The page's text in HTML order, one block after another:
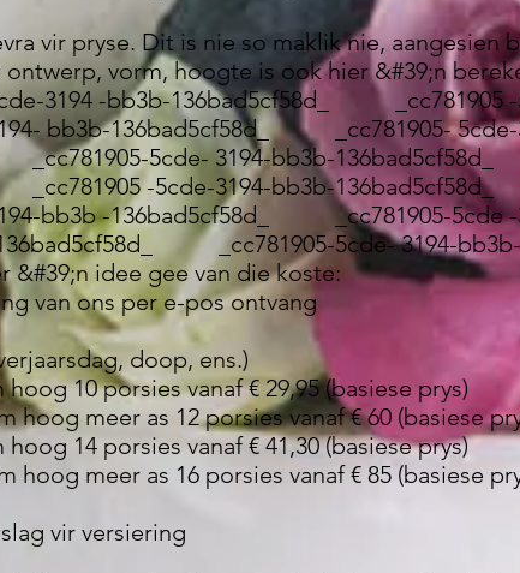
vir pryse. Dit is nie so maklik nie, aangesien
vorm, hoogte is ook hier &#39;n
3194 -bb3b-136bad5cf58d_ _cc781905
3194- bb3b-136bad5cf58d_ _cc781905-
5cde- 3194-bb3b-
-5cde-3194-bb3b-
3194-bb3b -136bad5cf58d_ _cc781905-
_cc781905-5cde- 3194-bb3b-
&#39;n idee gee van die koste:
van ons per e-pos ontvang
doop, ens.)
10 porsies vanaf € 29,95 (basiese prys)
hoog meer as 12 porsies vanaf € 60 (basiese
14 porsies vanaf € 41,30 (basiese prys)
hoog meer as 16 porsies vanaf € 85 (basiese
vir versiering